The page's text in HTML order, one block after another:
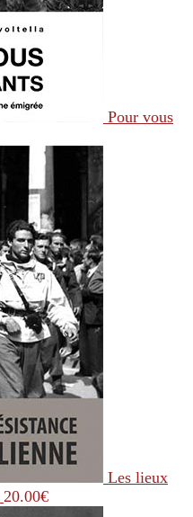
Pour vous
Les lieux
20.00€